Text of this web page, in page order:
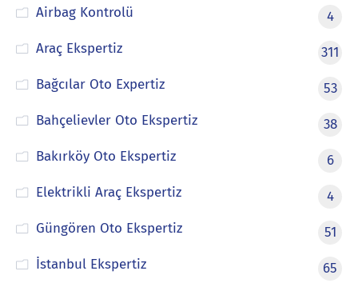
Airbag Kontrolü
4
Araç Ekspertiz
311
Bağcılar Oto Expertiz
53
Bahçelievler Oto Ekspertiz
38
Bakırköy Oto Ekspertiz
6
Elektrikli Araç Ekspertiz
4
Güngören Oto Ekspertiz
51
İstanbul Ekspertiz
65